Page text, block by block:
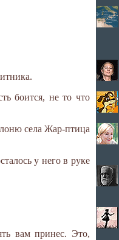
боится, не то что
села Жар-птица
у него в руке
вам принес. Это,